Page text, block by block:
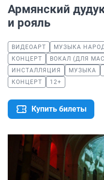
Армянский
и рояль
ВИДЕОАРТ МУЗЫКА
КОНЦЕРТ
ВОКАЛ (ДЛЯ
ИНСТАЛЛЯЦИЯ
МУЗЫКА
КОНЦЕРТ
12+
Купить билеты